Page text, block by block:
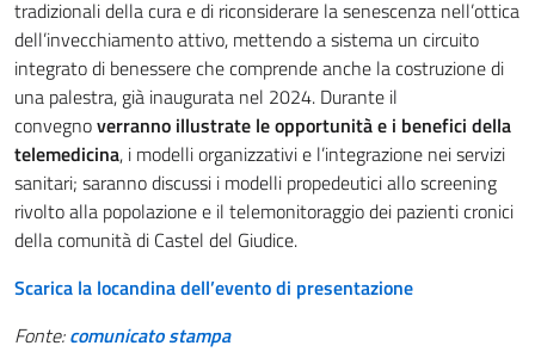
tradizionali della cura e di riconsiderare la senescenza nell’ottica
dell’invecchiamento attivo, mettendo a sistema un circuito
integrato di benessere che comprende anche la costruzione di
una palestra, già inaugurata nel 2024. Durante il
convegnoverranno illustrate le opportunità e i benefici della
telemedicina, i modelli organizzativi e l’integrazione nei servizi
sanitari; saranno discussi i modelli propedeutici allo screening
rivolto alla popolazione e il telemonitoraggio dei pazienti cronici
della comunità di Castel del Giudice.
Scarica la locandina dell’evento di presentazione
Fonte:comunicato stampa